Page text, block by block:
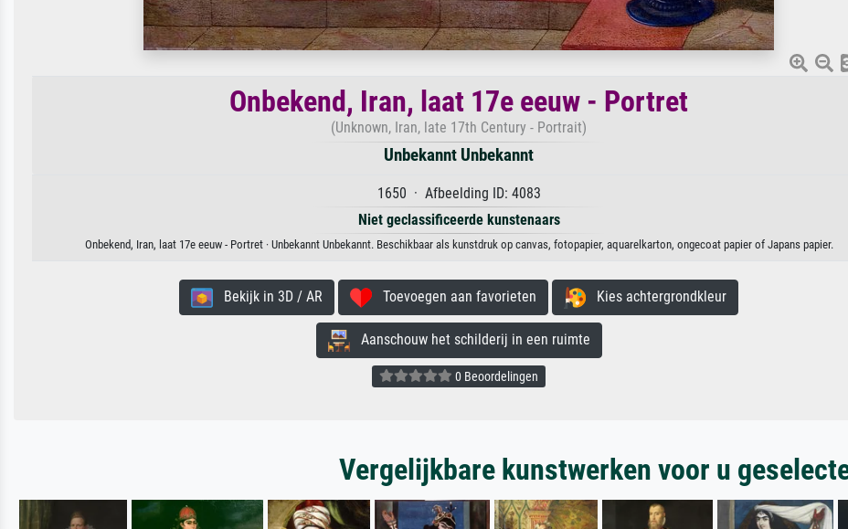
Onbekend, Iran, laat 17e eeuw - Portret
(Unknown, Iran, late 17th Century - Portrait)
Unbekannt Unbekannt
1650 · Afbeelding ID: 4083
Niet geclassificeerde kunstenaars
Onbekend, Iran, laat 17e eeuw - Portret · Unbekannt Unbekannt. Beschikbaar als kunstdruk op canvas, fotopapier, aquarelkarton, ongecoat papier of Japans papier.
Bekijk in 3D / AR Toevoegen aan favorieten Kies achtergrondkleur
Aanschouw het schilderij in een ruimte
0 Beoordelingen
Vergelijkbare kunstwerken voor u